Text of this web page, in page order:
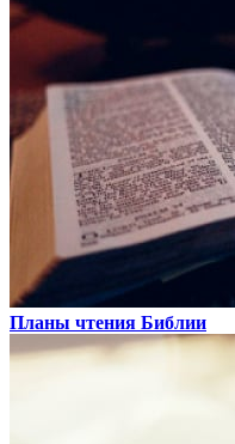
Планы чтения Библии